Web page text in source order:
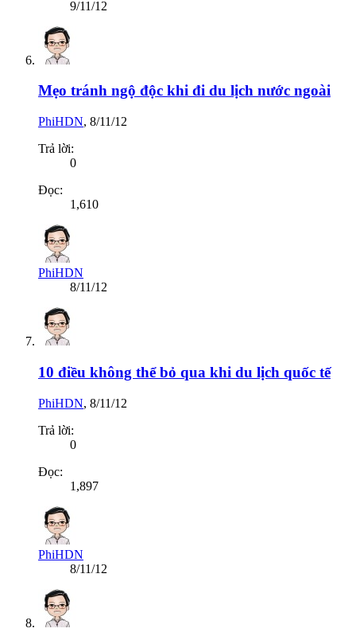
9/11/12
Mẹo tránh ngộ độc khi đi du lịch nước ngoài
PhiHDN, 8/11/12
Trả lời:
0
Đọc:
1,610
PhiHDN
8/11/12
10 điều không thể bỏ qua khi du lịch quốc tế
PhiHDN, 8/11/12
Trả lời:
0
Đọc:
1,897
PhiHDN
8/11/12